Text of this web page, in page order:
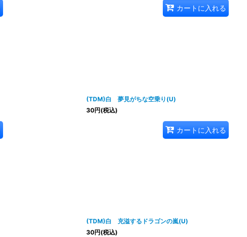
カートに入れる
(TDM)白 夢見がちな空乗り(U)
30円(税込)
カートに入れる
(TDM)白 充溢するドラゴンの嵐(U)
30円(税込)